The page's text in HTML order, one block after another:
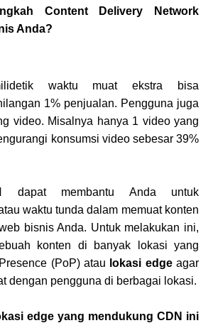
Content Delivery Network
Anda?
waktu muat ekstra bisa
1% penjualan. Pengguna juga
video. Misalnya hanya 1 video yang
konsumsi video sebesar 39%
dapat membantu Anda untuk
waktu tunda dalam memuat konten
bisnis Anda. Untuk melakukan ini,
konten di banyak lokasi yang
(PoP) atau lokasi edgeagar
dengan pengguna di berbagai lokasi.
edge yang mendukung CDN ini